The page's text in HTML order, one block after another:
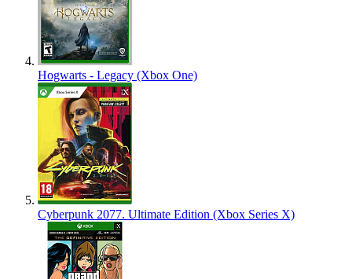
Hogwarts - Legacy (Xbox One)
Cyberpunk 2077. Ultimate Edition (Xbox Series X)